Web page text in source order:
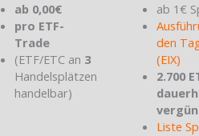
ab 0,00€
pro ETF-
Trade
(ETF/ETC an 3
Handelsplätzen
handelbar)
ab 1€
den
(EIX)
2.700
Liste